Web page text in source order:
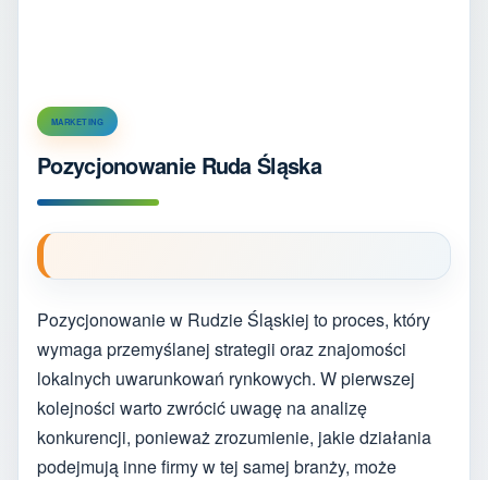
MARKETING
Pozycjonowanie Ruda Śląska
Pozycjonowanie w Rudzie Śląskiej to proces, który
wymaga przemyślanej strategii oraz znajomości
lokalnych uwarunkowań rynkowych. W pierwszej
kolejności warto zwrócić uwagę na analizę
konkurencji, ponieważ zrozumienie, jakie działania
podejmują inne firmy w tej samej branży, może